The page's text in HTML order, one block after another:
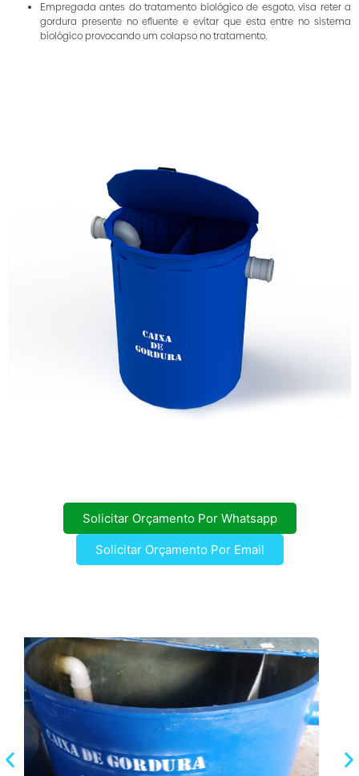
Empregada antes do tratamento biológico de esgoto, visa reter a
gordura presente no efluente e evitar que esta entre no sistema
biológico provocando um colapso no tratamento.
Solicitar Orçamento Por Whatsapp
Solicitar Orçamento Por Email